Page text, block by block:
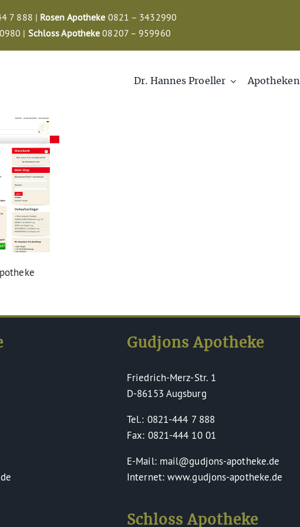
7 888 | Rosen Apotheke 0821 – 3432990
| Schloss Apotheke 08207 – 959960
Dr. Hannes Proeller Apotheken
Gudjons Apotheke
Friedrich-Merz-Str. 1
D-86153 Augsburg
Tel.: 0821-444 7 888
Fax: 0821-444 10 01
E-Mail: mail@gudjons-apotheke.de
Internet: www.gudjons-apotheke.de
Schloss Apotheke